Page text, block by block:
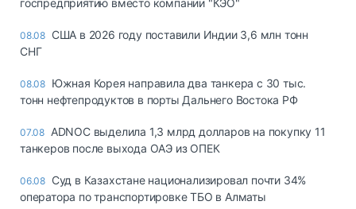
госпредприятию вместо компании "КЭО"
08.08 США в 2026 году поставили Индии 3,6 млн тонн
СНГ
08.08 Южная Корея направила два танкера с 30 тыс.
тонн нефтепродуктов в порты Дальнего Востока РФ
07.08 ADNOC выделила 1,3 млрд долларов на покупку 11
танкеров после выхода ОАЭ из ОПЕК
06.08 Суд в Казахстане национализировал почти 34%
оператора по транспортировке ТБО в Алматы